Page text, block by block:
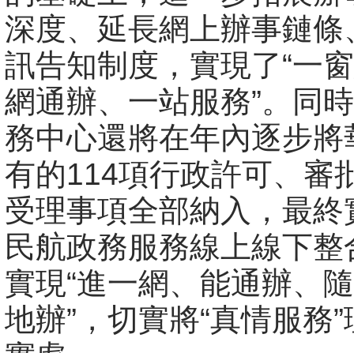
深度、延長網上辦事鏈條
訊告知制度，實現了“一
網通辦、一站服務”。同
務中心還將在年內逐步將
有的114項行政許可、審
受理事項全部納入，最終
民航政務服務線上線下
實現“進一網、能通辦、
地辦”，切實將“真情服務